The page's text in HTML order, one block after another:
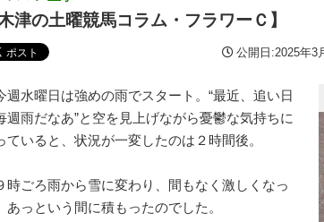
木津の土曜競馬コラム・フラワーＣ】
公開日:2025年3
水曜日は強めの雨でスタート。“最近、追い日
週雨だなあ”と空を見上げながら憂鬱な気持ちに
ていると、状況が一変したのは２時間後。
ごろ雨から雪に変わり、間もなく激しくなっ
あっという間に積もったのでした。